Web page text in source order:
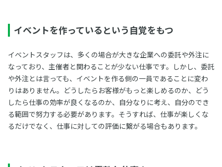
イベントを作っているという自覚をもつ
イベントスタッフは、多くの場合が大きな企業への委託や外注に
なっており、主催者と関わることが少ない仕事です。しかし、委託
や外注とは言っても、イベントを作る側の一員であることに変わ
りはありません。どうしたらお客様がもっと楽しめるのか、どう
したら仕事の効率が良くなるのか、自分なりに考え、自分のでき
る範囲で努力する必要があります。そうすれば、仕事が楽しくな
るだけでなく、仕事に対しての評価に繋がる場合もあります。